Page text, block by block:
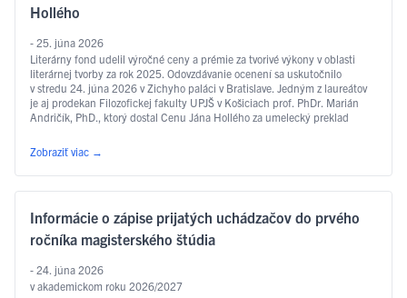
Hollého
- 25. júna 2026
Literárny fond udelil výročné ceny a prémie za tvorivé výkony v oblasti
literárnej tvorby za rok 2025. Odovzdávanie ocenení sa uskutočnilo
v stredu 24. júna 2026 v Zichyho paláci v Bratislave. Jedným z laureátov
je aj prodekan Filozofickej fakulty UPJŠ v Košiciach prof. PhDr. Marián
Andričík, PhD., ktorý dostal Cenu Jána Hollého za umelecký preklad
Zobraziť viac
→
Informácie o zápise prijatých uchádzačov do prvého
ročníka magisterského štúdia
- 24. júna 2026
v akademickom roku 2026/2027